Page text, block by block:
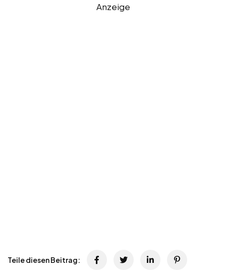
Anzeige
Teile diesen Beitrag: